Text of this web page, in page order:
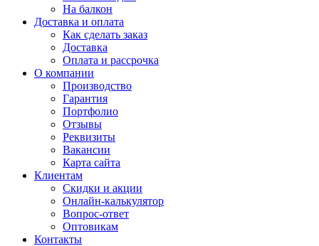
На балкон
Доставка и оплата
Как сделать заказ
Доставка
Оплата и рассрочка
О компании
Производство
Гарантия
Портфолио
Отзывы
Реквизиты
Вакансии
Карта сайта
Клиентам
Скидки и акции
Онлайн-калькулятор
Вопрос-ответ
Оптовикам
Контакты